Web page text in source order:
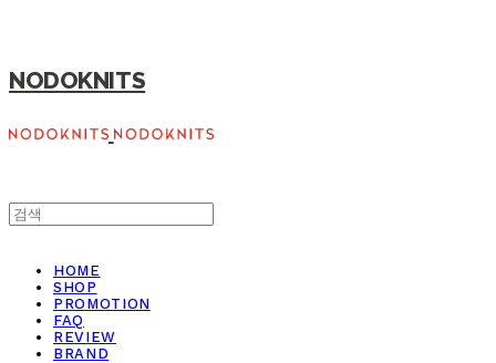
NODOKNITS
HOME
SHOP
PROMOTION
FAQ
REVIEW
BRAND